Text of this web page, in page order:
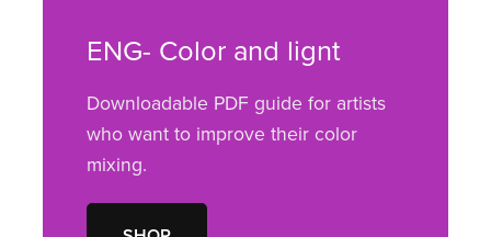
ENG- Color and lignt
Downloadable PDF guide for artists
who want to improve their color
mixing.